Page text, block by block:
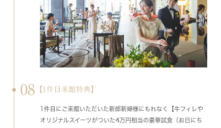
08 【1件目来館特典】
1件目にご来館いただいた新郎新婦様にもれなく【牛フィレや
オリジナルスイーツがついた4万円相当の豪華試食（お日にち